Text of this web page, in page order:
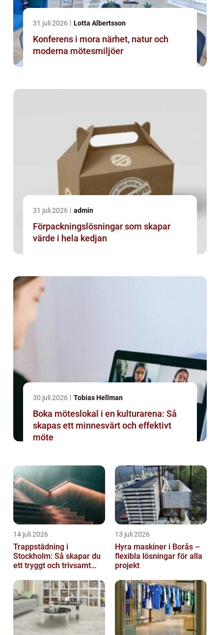
31 juli 2026 Lotta Albertsson
Konferens i mora närhet, natur och
moderna mötesmiljöer
31 juli 2026 admin
Förpackningslösningar som skapar
värde i hela kedjan
30 juli 2026 Tobias Hellman
Boka möteslokal i en kulturarena: Så
skapas ett minnesvärt och effektivt
möte
14 juli 2026
Trappstädning i
Stockholm: Så skapar du
ett tryggt och trivsamt
13 juli 2026
Hyra maskiner i Borås –
flexibla lösningar för alla
projekt